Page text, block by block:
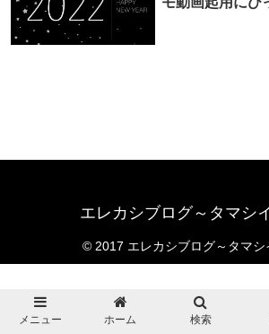
エレカシブログ～タマシ
© 2017 エレカシブログ～タマシ
メニュー ホーム 検索